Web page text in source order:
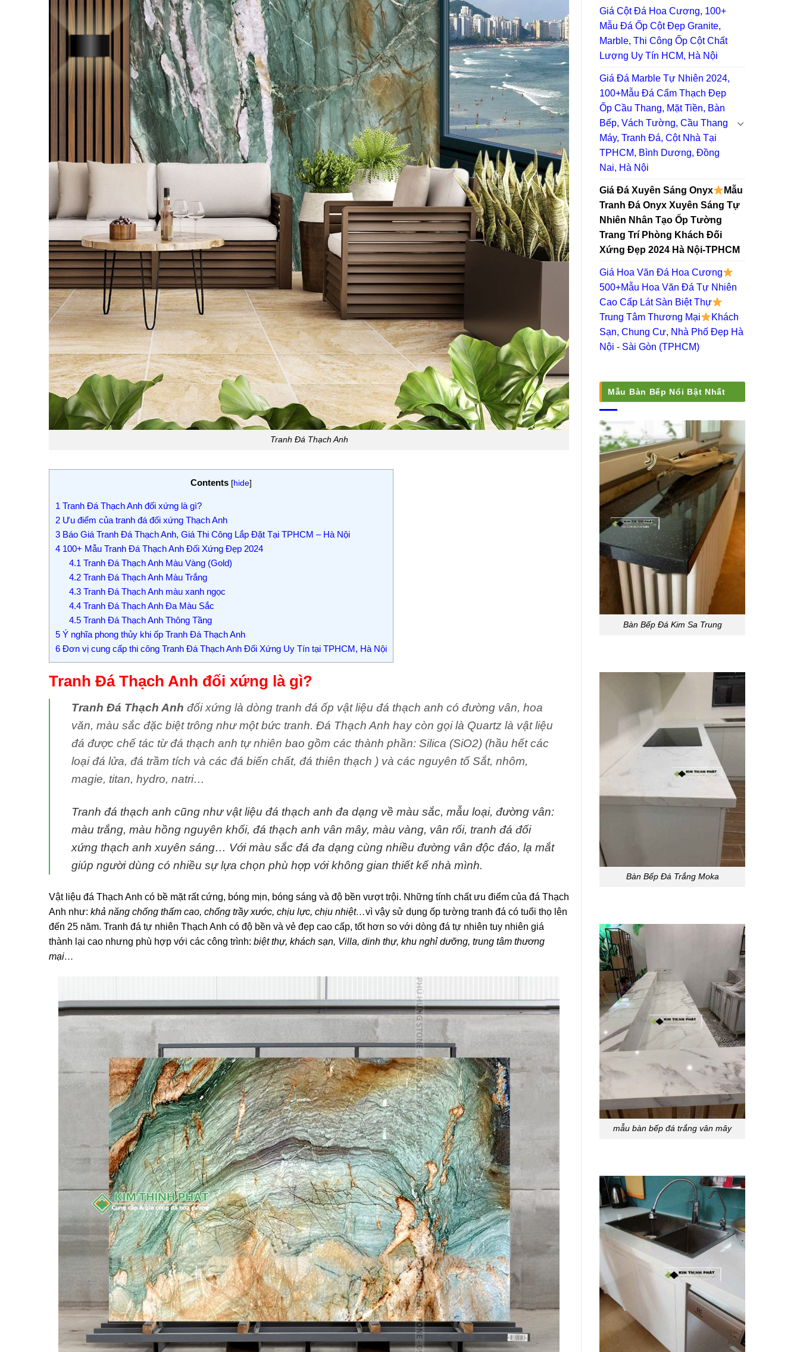
Giá Cột Đá Hoa Cương, 100+
Mẫu Đá Ốp Cột Đẹp Granite,
Marble, Thi Công Ốp Cột Chất
Lượng Uy Tín HCM, Hà Nội
Giá Đá Marble Tự Nhiên 2024,
100+Mẫu Đá Cẩm Thạch Đẹp
Ốp Cầu Thang, Mặt Tiền, Bàn
Bếp, Vách Tường, Cầu Thang
Máy, Tranh Đá, Cột Nhà Tại
TPHCM, Bình Dương, Đồng
Nai, Hà Nội
Giá Đá Xuyên Sáng Onyx
Mẫu
Tranh Đá Onyx Xuyên Sáng Tự
Nhiên Nhân Tạo Ốp Tường
Trang Trí Phòng Khách Đối
Xứng Đẹp 2024 Hà Nội-TPHCM
Giá Hoa Văn Đá Hoa Cương
500+Mẫu Hoa Văn Đá Tự Nhiên
Cao Cấp Lát Sàn Biệt Thự
Trung Tâm Thương Mại
Khách
Sạn, Chung Cư, Nhà Phố Đẹp Hà
Nội - Sài Gòn (TPHCM)
Mẫu Bàn Bếp Nổi Bật Nhất
Bàn Bếp Đá Kim Sa Trung
Bàn Bếp Đá Trắng Moka
mẫu bàn bếp đá trắng vân mây
Tranh Đá Thạch Anh
Contents [hide]
1 Tranh Đá Thạch Anh đối xứng là gì?
2 Ưu điểm của tranh đá đối xứng Thạch Anh
3 Báo Giá Tranh Đá Thạch Anh, Giá Thi Công Lắp Đặt Tại TPHCM – Hà Nội
4 100+ Mẫu Tranh Đá Thạch Anh Đối Xứng Đẹp 2024
4.1 Tranh Đá Thạch Anh Màu Vàng (Gold)
4.2Tranh Đá Thạch Anh Màu Trắng
4.3Tranh Đá Thạch Anh màu xanh ngọc
4.4Tranh Đá Thạch Anh Đa Màu Sắc
4.5Tranh Đá Thạch Anh Thông Tầng
5 Ý nghĩa phong thủy khi ốp Tranh Đá Thạch Anh
6 Đơn vị cung cấp thi công Tranh Đá Thạch Anh Đối Xứng Uy Tín tại TPHCM, Hà Nội
Tranh Đá Thạch Anh đối xứng là gì?
Tranh Đá Thạch Anh đối xứng là dòng tranh đá ốp vật liệu đá thạch anh có đường vân, hoa
văn, màu sắc đặc biệt trông như một bức tranh. Đá Thạch Anh hay còn gọi là Quartz là vật liệu
đá được chế tác từ đá thạch anh tự nhiên bao gồm các thành phần: Silica (SiO2) (hầu hết các
loại đá lửa, đá trầm tích và các đá biến chất, đá thiên thạch ) và các nguyên tố Sắt, nhôm,
magie, titan, hydro, natri…
Tranh đá thạch anh cũng như vật liệu đá thạch anh đa dạng về màu sắc, mẫu loại, đường vân:
màu trắng, màu hồng nguyên khối, đá thạch anh vân mây, màu vàng, vân rối, tranh đá đối
xứng thạch anh xuyên sáng… Với màu sắc đá đa dạng cùng nhiều đường vân độc đáo, lạ mắt
giúp người dùng có nhiều sự lựa chọn phù hợp với không gian thiết kế nhà mình.
Vật liệu đá Thạch Anh có bề mặt rất cứng, bóng mịn, bóng sáng và độ bền vượt trội. Những tính chất ưu điểm của đá Thạch
Anh như: khả năng chống thấm cao, chống trầy xước, chịu lực, chịu nhiệt…vì vậy sử dụng ốp tường tranh đá có tuổi thọ lên
đến 25 năm. Tranh đá tự nhiên Thạch Anh có độ bền và vẻ đẹp cao cấp, tốt hơn so với dòng đá tự nhiên tuy nhiên giá
thành lại cao nhưng phù hợp với các công trình: biệt thự, khách sạn, Villa, dinh thự, khu nghỉ dưỡng, trung tâm thương
mại…